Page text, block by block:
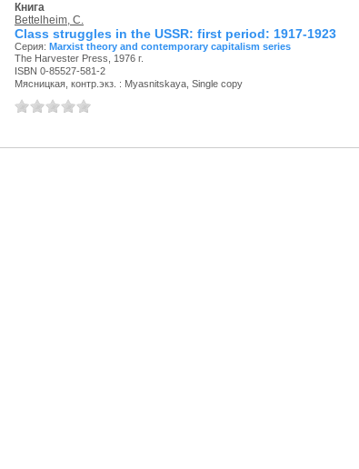
Книга
Bettelheim, C.
Class struggles in the USSR: first period: 1917-1923
Серия: Marxist theory and contemporary capitalism series
The Harvester Press, 1976 г.
ISBN 0-85527-581-2
Мясницкая, контр.экз. : Myasnitskaya, Single copy